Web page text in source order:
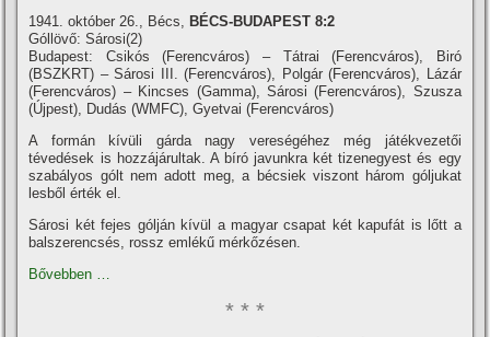
1941. október 26., Bécs, BÉCS-BUDAPEST 8:2
Góllövő: Sárosi(2)
Budapest: Csikós (Ferencváros) – Tátrai (Ferencváros), Biró
(BSZKRT) – Sárosi III. (Ferencváros), Polgár (Ferencváros), Lázár
(Ferencváros) – Kincses (Gamma), Sárosi (Ferencváros), Szusza
(Újpest), Dudás (WMFC), Gyetvai (Ferencváros)
A formán kí­vüli gárda nagy vereségéhez még játékvezetői
tévedések is hozzájárultak. A bí­ró javunkra két tizenegyest és egy
szabályos gólt nem adott meg, a bécsiek viszont három góljukat
lesből érték el.
Sárosi két fejes gólján kí­vül a magyar csapat két kapufát is lőtt a
balszerencsés, rossz emlékű mérkőzésen.
Bővebben …
* * *